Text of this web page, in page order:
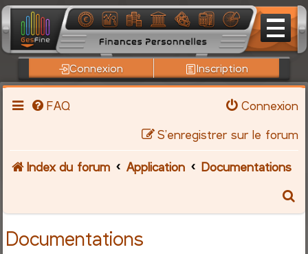
Connexion Inscription
FAQ
Connexion
S’enregistrer sur le forum
Index du forum Application
Documentations
Documentations